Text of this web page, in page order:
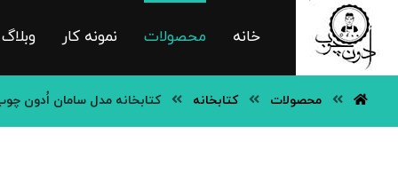
خانه محصولات نمونه کار وبلاگ
محصولات کتابخانه کتابخانه مدل سامان اُدون